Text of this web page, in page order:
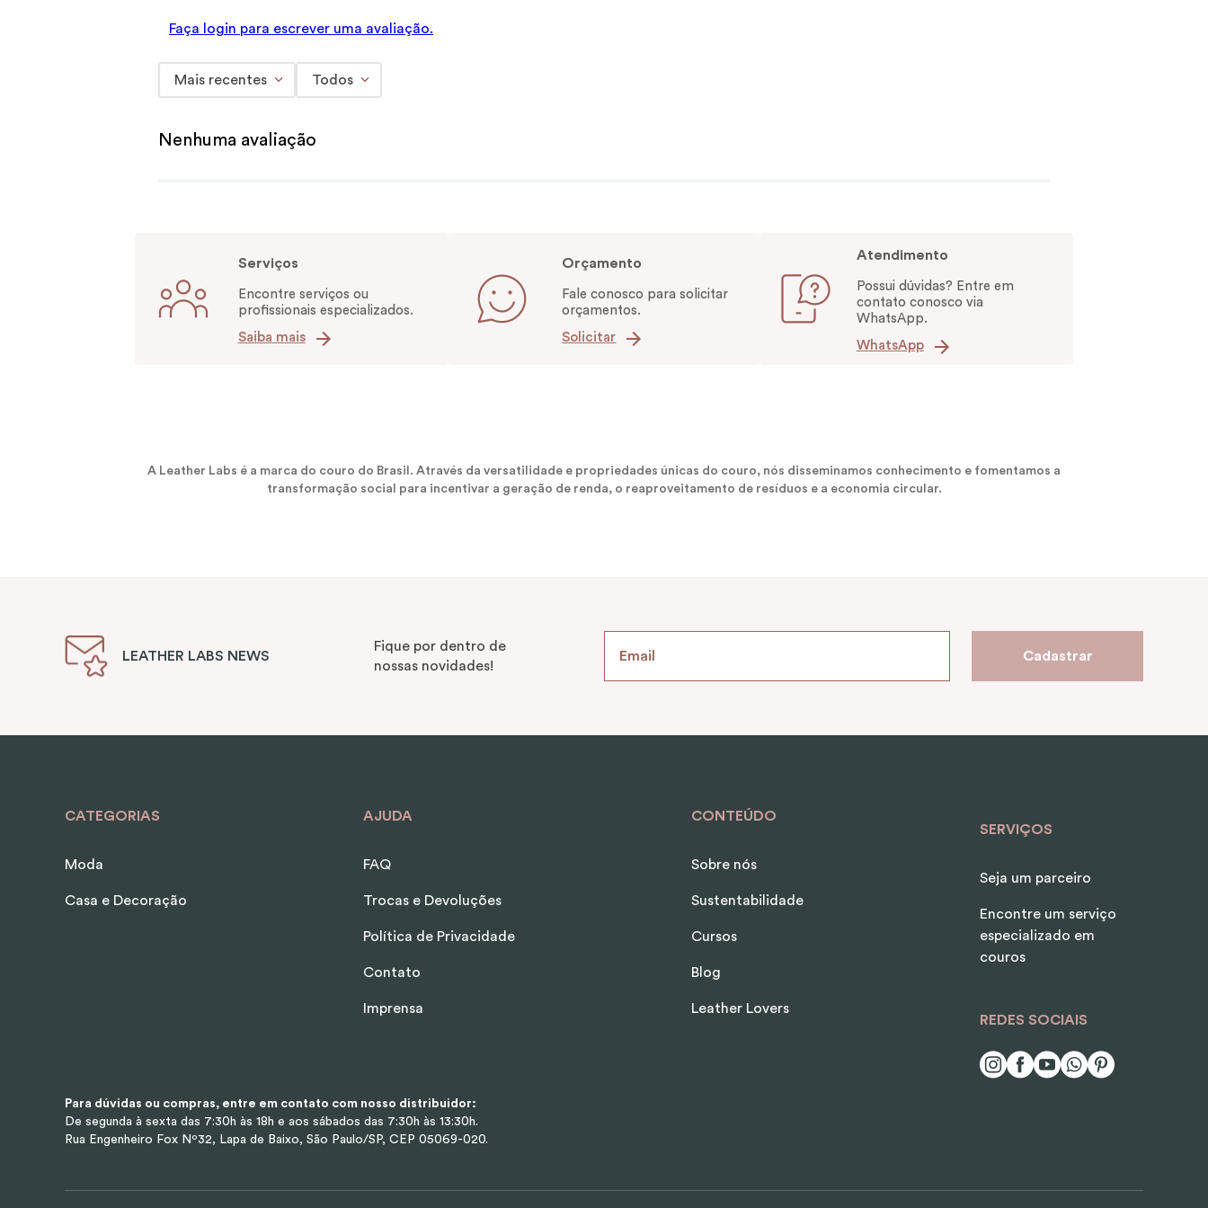
Faça login para escrever uma avaliação.
Mais recentes Todos
Nenhuma avaliação
Serviços
Encontre serviços ou
profissionais especializados.
Saiba mais
Orçamento
Fale conosco para solicitar
orçamentos.
Solicitar
Atendimento
Possui dúvidas? Entre em
contato conosco via
WhatsApp.
WhatsApp
A Leather Labs é a marca do couro do Brasil. Através da versatilidade e propriedades únicas do couro, nós disseminamos conhecimento e fomentamos a
transformação social para incentivar a geração de renda, o reaproveitamento de resíduos e a economia circular.
LEATHER LABS NEWS
Fique por dentro de
nossas novidades!
Cadastrar
CATEGORIAS
Moda
Casa e Decoração
AJUDA
FAQ
Trocas e Devoluções
Política de Privacidade
Contato
Imprensa
CONTEÚDO
Sobre nós
Sustentabilidade
Cursos
Blog
Leather Lovers
SERVIÇOS
Seja um parceiro
Encontre um serviço
especializado em
couros
REDES SOCIAIS
Para dúvidas ou compras, entre em contato com nosso distribuidor:
De segunda à sexta das 7:30h às 18h e aos sábados das 7:30h às 13:30h.
Rua Engenheiro Fox Nº32, Lapa de Baixo, São Paulo/SP, CEP 05069-020.